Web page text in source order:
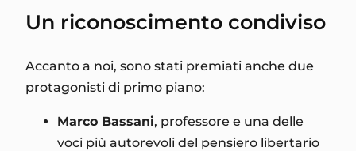
Un riconoscimento condiviso
Accanto a noi, sono stati premiati anche due
protagonisti di primo piano:
Marco Bassani, professore e una delle
voci più autorevoli del pensiero libertario